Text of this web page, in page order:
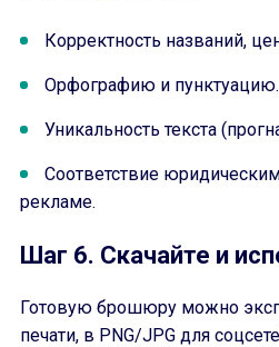
Корректность названий,
Орфографию и пунктуацию.
Уникальность текста
Соответствие
рекламе.
Шаг 6. Скачайте и
Готовую брошюру можно
печати, в PNG/JPG для